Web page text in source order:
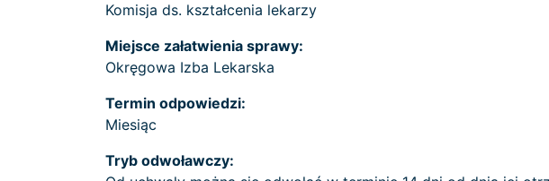
Komisja ds. kształcenia lekarzy
Miejsce załatwienia sprawy:
Okręgowa Izba Lekarska
Termin odpowiedzi:
Miesiąc
Tryb odwoławczy: